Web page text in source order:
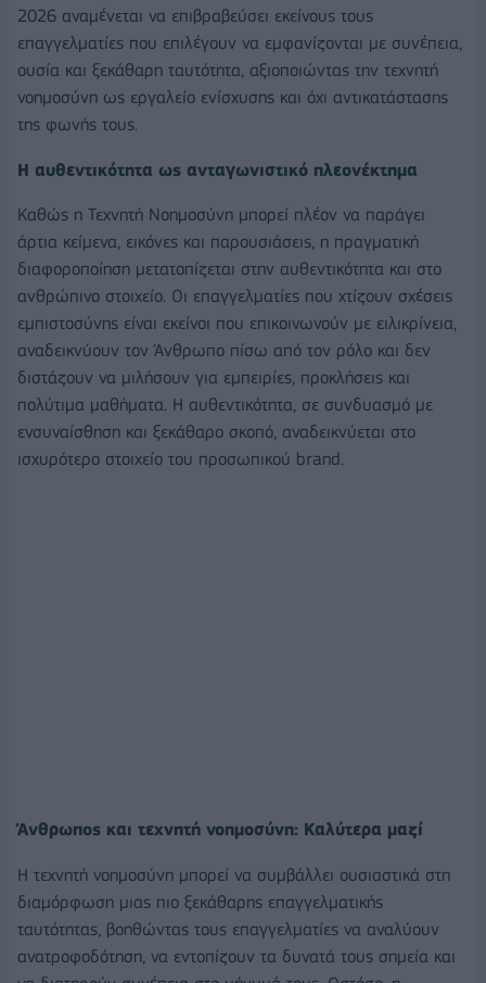
2026 αναμένεται να επιβραβεύσει εκείνους τους
επαγγελματίες που επιλέγουν να εμφανίζονται με συνέπεια,
ουσία και ξεκάθαρη ταυτότητα, αξιοποιώντας την τεχνητή
νοημοσύνη ως εργαλείο ενίσχυσης και όχι αντικατάστασης
της φωνής τους.
Η αυθεντικότητα ως ανταγωνιστικό πλεονέκτημα
Καθώς η Τεχνητή Νοημοσύνη μπορεί πλέον να παράγει
άρτια κείμενα, εικόνες και παρουσιάσεις, η πραγματική
διαφοροποίηση μετατοπίζεται στην αυθεντικότητα και στο
ανθρώπινο στοιχείο. Οι επαγγελματίες που χτίζουν σχέσεις
εμπιστοσύνης είναι εκείνοι που επικοινωνούν με ειλικρίνεια,
αναδεικνύουν τον Άνθρωπο πίσω από τον ρόλο και δεν
διστάζουν να μιλήσουν για εμπειρίες, προκλήσεις και
πολύτιμα μαθήματα. Η αυθεντικότητα, σε συνδυασμό με
ενσυναίσθηση και ξεκάθαρο σκοπό, αναδεικνύεται στο
ισχυρότερο στοιχείο του προσωπικού brand.
Άνθρωπος και τεχνητή νοημοσύνη: Καλύτερα μαζί
Η τεχνητή νοημοσύνη μπορεί να συμβάλλει ουσιαστικά στη
διαμόρφωση μιας πιο ξεκάθαρης επαγγελματικής
ταυτότητας, βοηθώντας τους επαγγελματίες να αναλύουν
ανατροφοδότηση, να εντοπίζουν τα δυνατά τους σημεία και